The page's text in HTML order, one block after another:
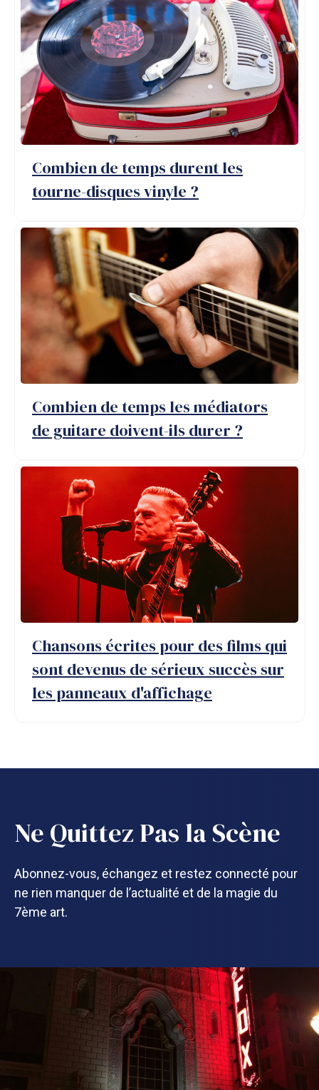
Combien de temps durent les
tourne-disques vinyle ?
Combien de temps les médiators
de guitare doivent-ils durer ?
Chansons écrites pour des films qui
sont devenus de sérieux succès sur
les panneaux d'affichage
Ne Quittez Pas la Scène
Abonnez-vous, échangez et restez connecté pour
ne rien manquer de l’actualité et de la magie du
7ème art.